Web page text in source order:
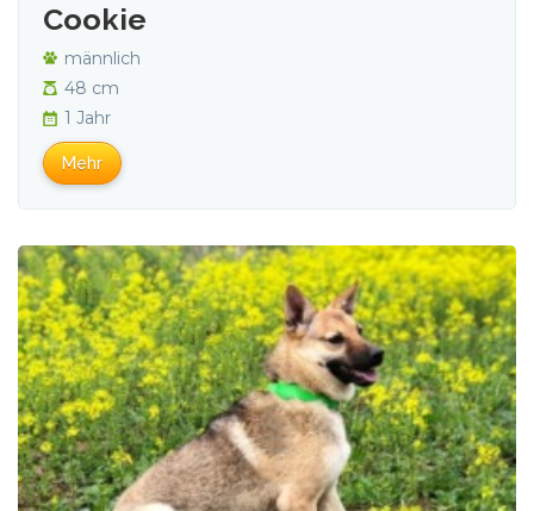
Cookie
männlich
48 cm
1 Jahr
Mehr